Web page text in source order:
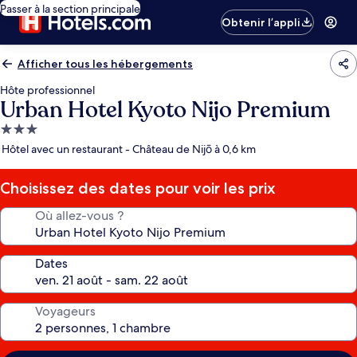
Passer à la section principale
Obtenir l’appli
Afficher tous les hébergements
Hôte professionnel
Urban Hotel Kyoto Nijo Premium
Hébergement
3.0 étoiles
Hôtel avec un restaurant - Château de Nijō à 0,6 km
Choisissez des dates pour voir les prix
Où allez-vous ?
Dates
Voyageurs